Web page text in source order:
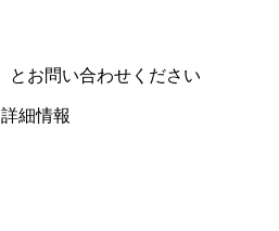
とお問い合わせください
詳細情報